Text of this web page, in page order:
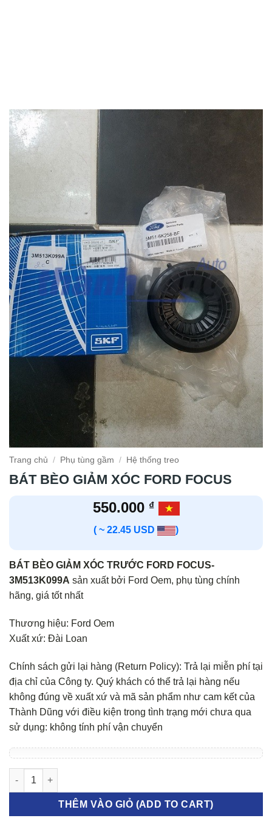
Trang chủ / Phụ tùng gầm / Hệ thống treo
BÁT BÈO GIẢM XÓC FORD FOCUS
550.000 ₫
( ~ 22.45 USD )
BÁT BÈO GIẢM XÓC TRƯỚC FORD FOCUS-
3M513K099A sản xuất bởi Ford Oem, phụ tùng chính
hãng, giá tốt nhất
Thương hiệu: Ford Oem
Xuất xứ: Đài Loan
Chính sách gửi lại hàng (Return Policy): Trả lại miễn phí tại
địa chỉ của Công ty. Quý khách có thể trả lại hàng nếu
không đúng về xuất xứ và mã sản phẩm như cam kết của
Thành Dũng với điều kiện trong tình trạng mới chưa qua
sử dụng: không tính phí vận chuyển
BÁT BÈO GIẢM XÓC FORD FOCUS số lượng
THÊM VÀO GIỎ (ADD TO CART)